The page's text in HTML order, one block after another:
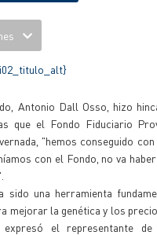
Antonio Dall Osso, hizo
que el Fondo Fiduciario
"hemos conseguido
con el Fondo, no va
sido una herramienta
mejorar la genética y los
expresó el representante